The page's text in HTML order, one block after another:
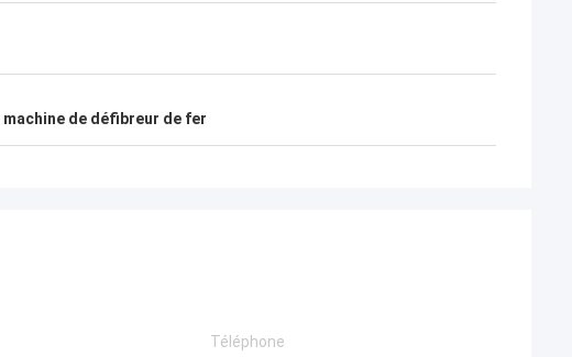
machine de défibreur de fer